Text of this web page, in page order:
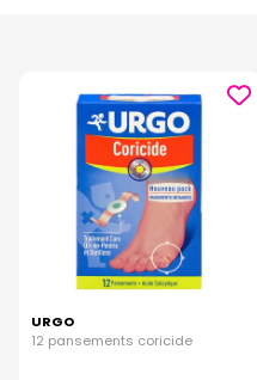
répétées. Vous pouvez,
anticipation ou post création.
URGO
12 pansements coricide